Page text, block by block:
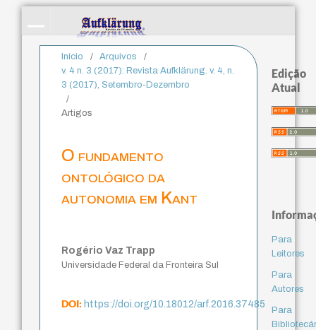
Início / Arquivos
/
v. 4 n. 3 (2017): Revista Aufklärung. v. 4, n.
3 (2017), Setembro-Dezembro
/
Artigos
O fundamento
ontológico da
autonomia em Kant
Rogério Vaz Trapp
Universidade Federal da Fronteira Sul
DOI:https://doi.org/10.18012/arf.2016.37485
Edição
Atual
Para
Leitores
Para
Autores
Para